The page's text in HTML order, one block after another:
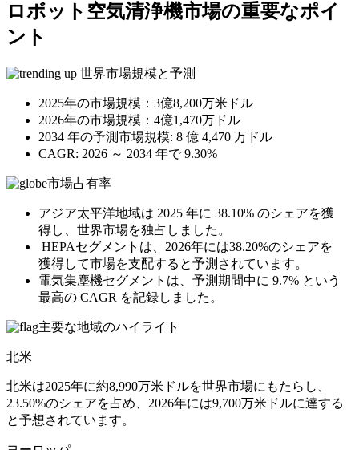
ロボット空気清浄機市場の重要なポイ
ント
世界市場規模と予測
2025年の市場規模：3億8,200万米ドル
2026年の市場規模：4億1,470万ドル
2034 年の予測市場規模: 8 億 4,470 万ドル
CAGR: 2026 ～ 2034 年で 9.30%
市場占有率
アジア太平洋地域は 2025 年に 38.10% のシェアを獲
得し、世界市場を独占しました。
HEPAセグメントは、2026年には38.20%のシェアを
獲得して市場を支配すると予測されています。
電気集塵機セグメントは、予測期間中に 9.7% という
最高の CAGR を記録しました。
主要な地域のハイライト
北米
北米は2025年に約8,990万米ドルを世界市場にもたらし、
23.50%のシェアを占め、2026年には9,700万米ドルに達する
と予想されています。